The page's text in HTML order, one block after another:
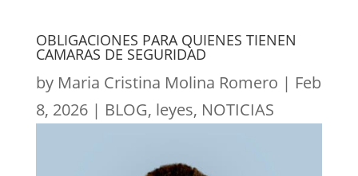
OBLIGACIONES PARA QUIENES TIENEN
CAMARAS DE SEGURIDAD
by Maria Cristina Molina Romero | Feb
8, 2026| BLOG, leyes, NOTICIAS